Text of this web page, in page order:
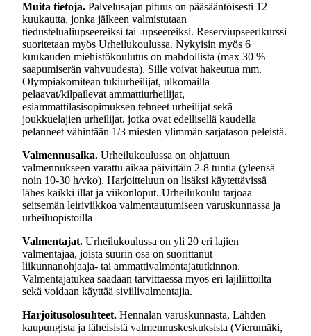
Muita tietoja. Palvelusajan pituus on pääsääntöisesti 12
kuukautta, jonka jälkeen valmistutaan
tiedustelualiupseereiksi tai -upseereiksi. Reserviupseerikurssi
suoritetaan myös Urheilukoulussa. Nykyisin myös 6
kuukauden miehistökoulutus on mahdollista (max 30 %
saapumiserän vahvuudesta). Sille voivat hakeutua mm.
Olympiakomitean tukiurheilijat, ulkomailla
pelaavat/kilpailevat ammattiurheilijat,
esiammattilasisopimuksen tehneet urheilijat sekä
joukkuelajien urheilijat, jotka ovat edellisellä kaudella
pelanneet vähintään 1/3 miesten ylimmän sarjatason peleistä.
Valmennusaika. Urheilukoulussa on ohjattuun
valmennukseen varattu aikaa päivittäin 2-8 tuntia (yleensä
noin 10-30 h/vko). Harjoitteluun on lisäksi käytettävissä
lähes kaikki illat ja viikonloput. Urheilukoulu tarjoaa
seitsemän leiriviikkoa valmentautumiseen varuskunnassa ja
urheiluopistoilla
Valmentajat. Urheilukoulussa on yli 20 eri lajien
valmentajaa, joista suurin osa on suorittanut
liikunnanohjaaja- tai ammattivalmentajatutkinnon.
Valmentajatukea saadaan tarvittaessa myös eri lajiliittoilta
sekä voidaan käyttää siviilivalmentajia.
Harjoitusolosuhteet. Hennalan varuskunnasta, Lahden
kaupungista ja läheisistä valmennuskeskuksista (Vierumäki,